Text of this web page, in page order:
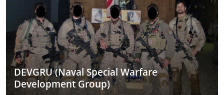
DEVGRU (Naval Special Warfare
Development Group)